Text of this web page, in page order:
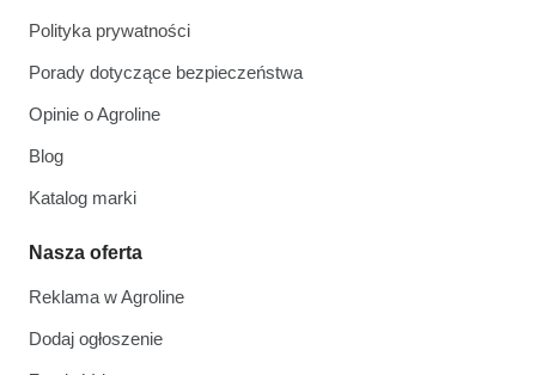
Polityka prywatności
Porady dotyczące bezpieczeństwa
Opinie o Agroline
Blog
Katalog marki
Nasza oferta
Reklama w Agroline
Dodaj ogłoszenie